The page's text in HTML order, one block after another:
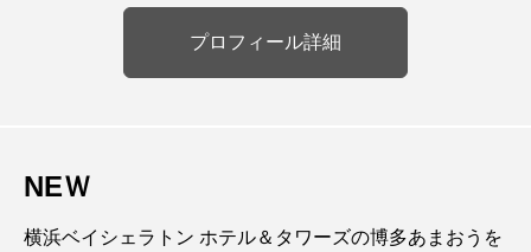
プロフィール詳細
NEＷ
横浜ベイシェラトン ホテル＆タワーズの博多あまおうを